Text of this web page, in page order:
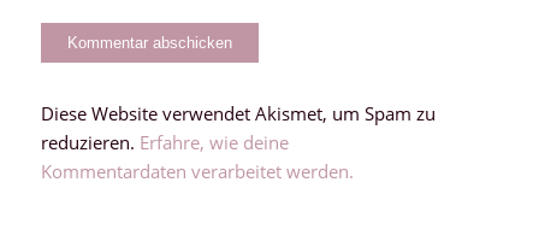
Diese Website verwendet Akismet, um Spam zu
reduzieren. Erfahre, wie deine
Kommentardaten verarbeitet werden.